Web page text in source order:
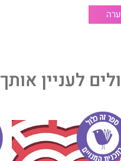
מעגל על ידי הנגיעה
לעניין אותך